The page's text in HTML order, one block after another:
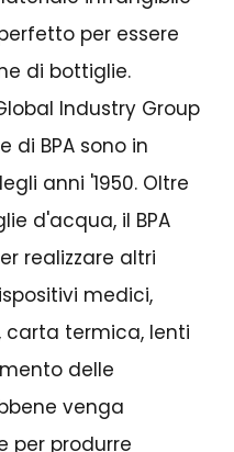
per essere
di bottiglie.
Industry Group
di BPA sono in
anni '1950. Oltre
d'acqua, il BPA
realizzare altri
medici,
carta termica, lenti
delle
venga
per produrre